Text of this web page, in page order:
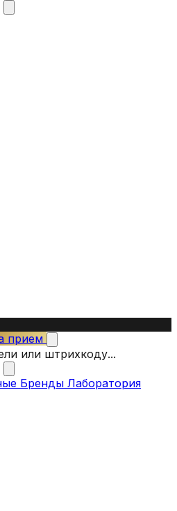
прием
или штрихкоду...
Бренды Лаборатория